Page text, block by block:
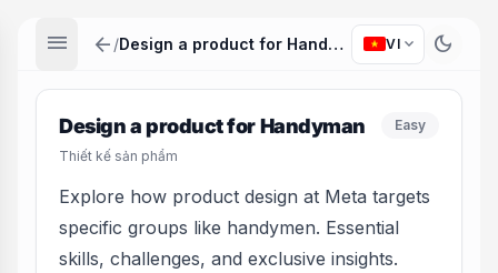
menu arrow_back / Design a product for Handyman VI expand_more dark_mode
Design a product for Handyman
Thiết kế sản phẩm
Easy
Explore how product design at Meta targets
specific groups like handymen. Essential
skills, challenges, and exclusive insights.